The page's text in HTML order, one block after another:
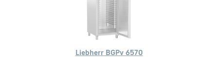
Liebherr BGPv 6570